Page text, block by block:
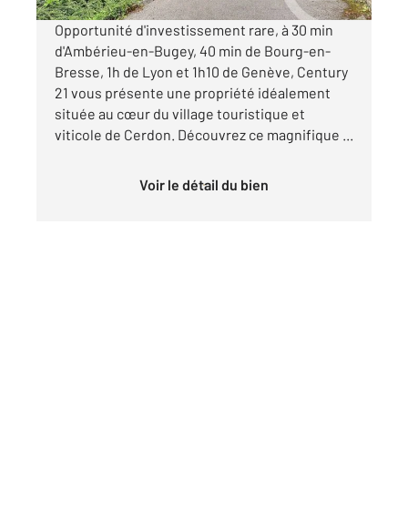
Opportunité d'investissement rare, à 30 min
d'Ambérieu-en-Bugey, 40 min de Bourg-en-
Bresse, 1h de Lyon et 1h10 de Genève, Century
21 vous présente une propriété idéalement
située au cœur du village touristique et
viticole de Cerdon. Découvrez ce magnifique ...
Voir le détail du bien